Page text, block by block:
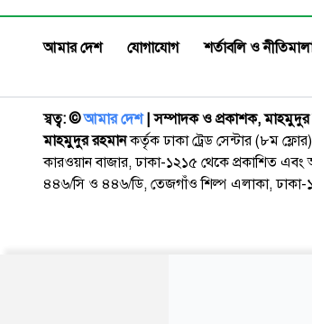
অংশ নেন আনাবিউল উম্মি। বর্তমানে মা ও
নবজাতক দুজনই সুস্থ র
আমার দেশ যোগাযোগ শর্তাবলি ও
স্বত্ব: ©️আমার দেশ| সম্পাদক ও প্রকাশক, মাহমুদুর
মাহমুদুর রহমানকর্তৃক ঢাকা ট্রেড সেন্টার (৮ম
কারওয়ান বাজার, ঢাকা-১২১৫ থেকে প্রকাশিত
৪৪৬/সি ও ৪৪৬/ডি, তেজগাঁও শিল্প এলাকা, ঢাকা-